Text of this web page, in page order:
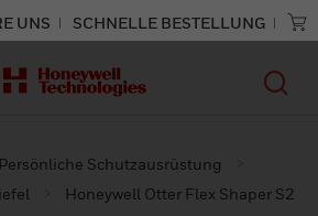
UNS SCHNELLE BESTELLUNG
Persönliche Schutzausrüstung
Honeywell Otter Flex Shaper S2